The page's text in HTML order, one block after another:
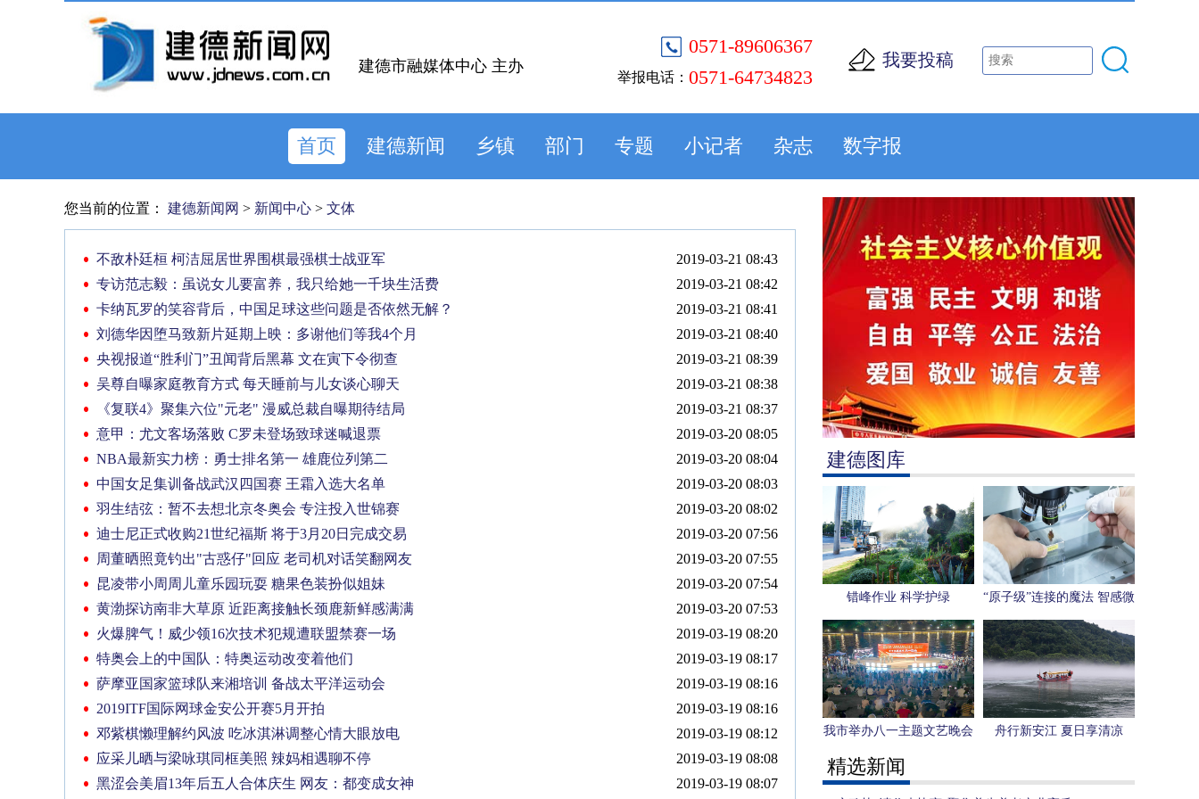
0571-89606367
举报电话： 0571-64734823
我要投稿
建德市融媒体中心 主办
首页 建德新闻 乡镇 部门 专题 小记者 杂志 数字报
建德图库
错峰作业 科学护绿
“原子级”连接的魔法 智感微
电子用一枚芯片感知“人形
机器人”未来
我市举办八一主题文艺晚会 舟行新安江 夏日享清凉
精选新闻
您当前的位置： 建德新闻网 > 新闻中心 > 文体
2019-03-21 08:43
不敌朴廷桓 柯洁屈居世界围棋最强棋士战亚军
2019-03-21 08:42
专访范志毅：虽说女儿要富养，我只给她一千块生活费
2019-03-21 08:41
卡纳瓦罗的笑容背后，中国足球这些问题是否依然无解？
2019-03-21 08:40
刘德华因堕马致新片延期上映：多谢他们等我4个月
2019-03-21 08:39
央视报道“胜利门”丑闻背后黑幕 文在寅下令彻查
2019-03-21 08:38
吴尊自曝家庭教育方式 每天睡前与儿女谈心聊天
2019-03-21 08:37
《复联4》聚集六位"元老" 漫威总裁自曝期待结局
2019-03-20 08:05
意甲：尤文客场落败 C罗未登场致球迷喊退票
2019-03-20 08:04
NBA最新实力榜：勇士排名第一 雄鹿位列第二
2019-03-20 08:03
中国女足集训备战武汉四国赛 王霜入选大名单
2019-03-20 08:02
羽生结弦：暂不去想北京冬奥会 专注投入世锦赛
2019-03-20 07:56
迪士尼正式收购21世纪福斯 将于3月20日完成交易
2019-03-20 07:55
周董晒照竟钓出"古惑仔"回应 老司机对话笑翻网友
2019-03-20 07:54
昆凌带小周周儿童乐园玩耍 糖果色装扮似姐妹
2019-03-20 07:53
黄渤探访南非大草原 近距离接触长颈鹿新鲜感满满
2019-03-19 08:20
火爆脾气！威少领16次技术犯规遭联盟禁赛一场
2019-03-19 08:17
特奥会上的中国队：特奥运动改变着他们
2019-03-19 08:16
萨摩亚国家篮球队来湘培训 备战太平洋运动会
2019-03-19 08:16
2019ITF国际网球金安公开赛5月开拍
2019-03-19 08:12
邓紫棋懒理解约风波 吃冰淇淋调整心情大眼放电
2019-03-19 08:08
应采儿晒与梁咏琪同框美照 辣妈相遇聊不停
2019-03-19 08:07
黑涩会美眉13年后五人合体庆生 网友：都变成女神